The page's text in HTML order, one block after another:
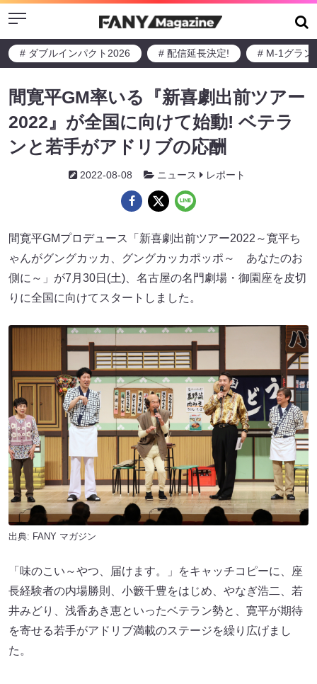
Menu
# ダブルインパクト2026 # 配信延長決定! # M-1グラン
間寛平GM率いる『新喜劇出前ツアー
2022』が全国に向けて始動! ベテラ
ンと若手がアドリブの応酬
2022-08-08 ニュース レポート
間寛平GMプロデュース「新喜劇出前ツアー2022～寛平ち
ゃんがグングカッカ、グングカッカポッポ～ あなたのお
側に～」が7月30日(土)、名古屋の名門劇場・御園座を皮切
りに全国に向けてスタートしました。
出典: FANY マガジン
「味のこい～やつ、届けます。」をキャッチコピーに、座
長経験者の内場勝則、小籔千豊をはじめ、やなぎ浩二、若
井みどり、浅香あき恵といったベテラン勢と、寛平が期待
を寄せる若手がアドリブ満載のステージを繰り広げまし
た。